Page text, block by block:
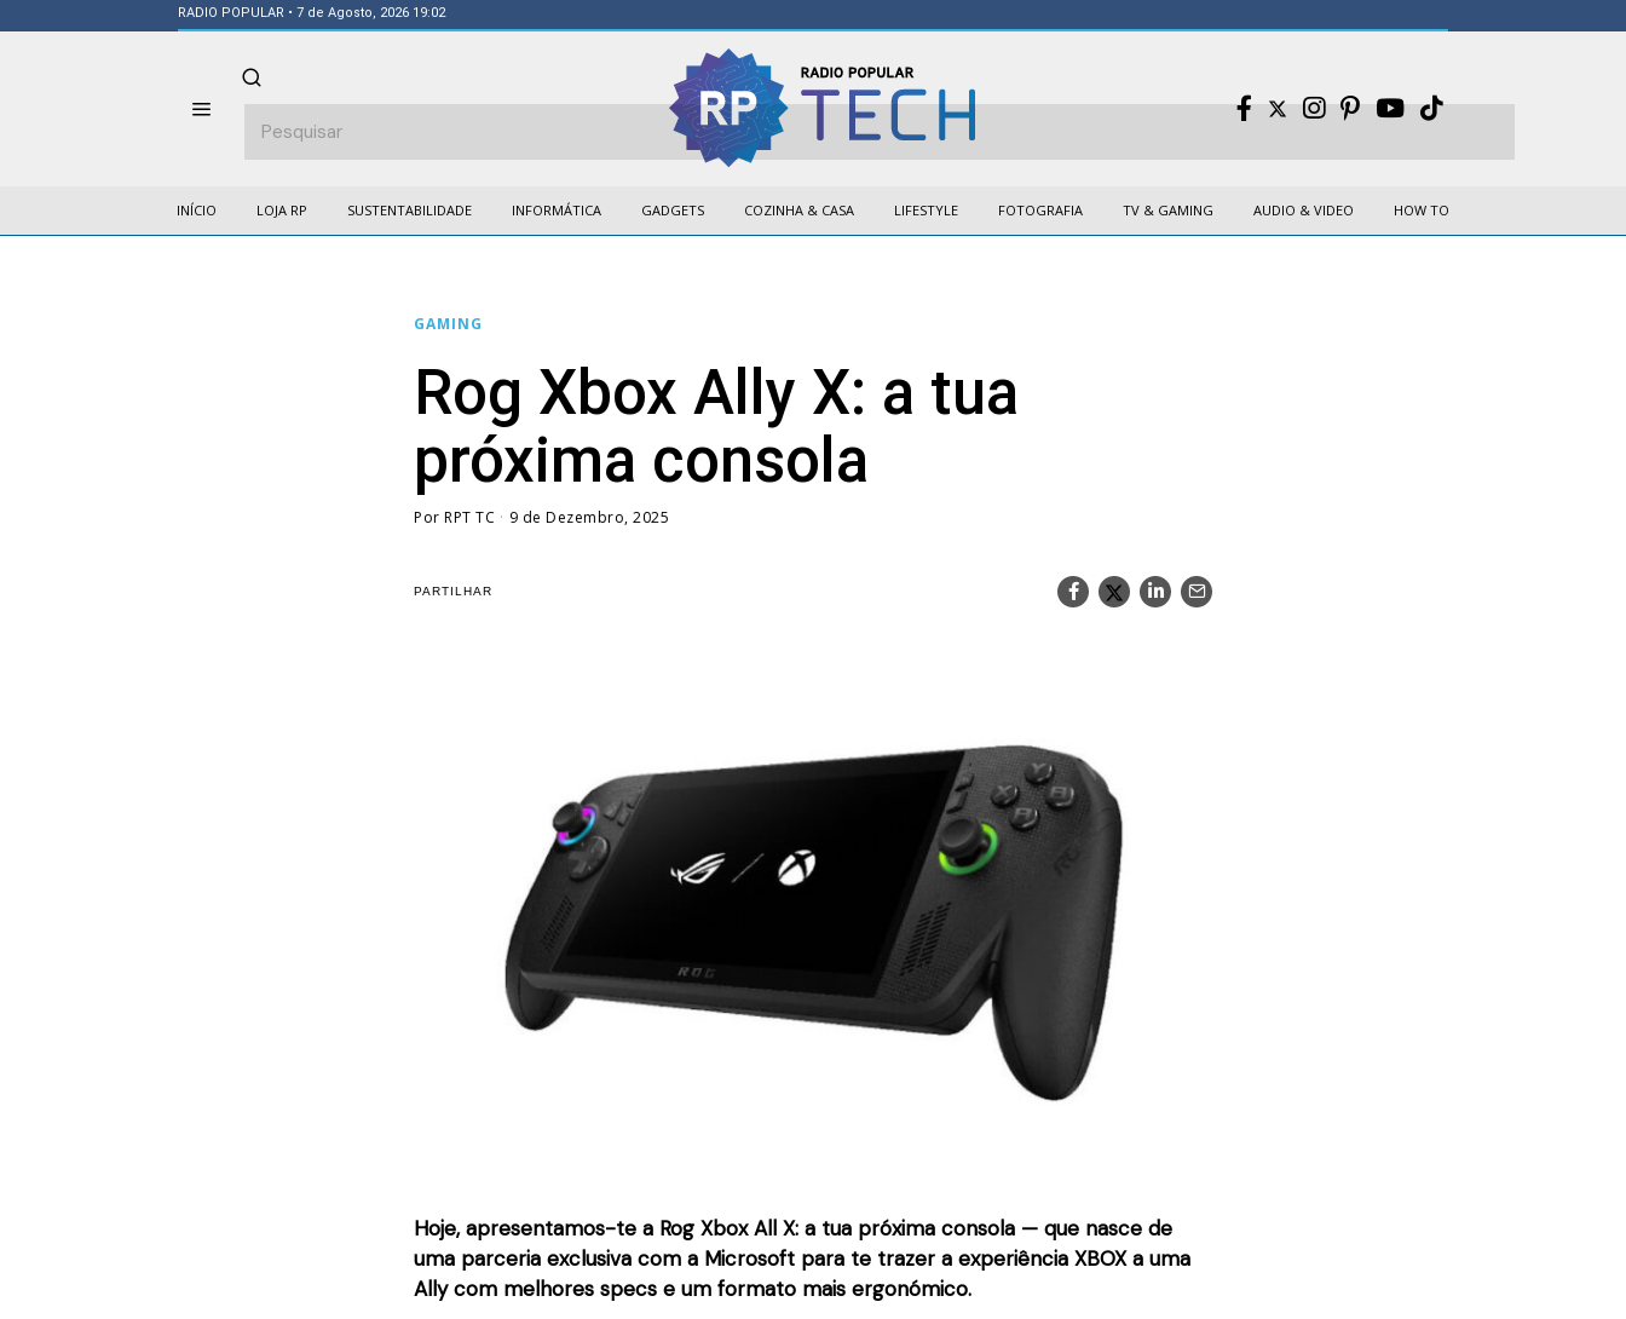
RADIO POPULAR • 7 de Agosto, 2026 19:02
INÍCIO LOJA RP SUSTENTABILIDADE INFORMÁTICA GADGETS COZINHA & CASA LIFESTYLE FOTOGRAFIA TV & GAMING AUDIO & VIDEO HOW TO
GAMING
Rog Xbox Ally X: a tua
próxima consola
Por RPT TC 9 de Dezembro, 2025
PARTILHAR
Hoje, apresentamos-te a Rog Xbox All X: a tua próxima consola — que nasce de
uma parceria exclusiva com a Microsoft para te trazer a experiência XBOX a uma
Ally com melhores specs e um formato mais ergonómico.